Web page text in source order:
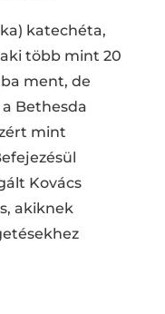
katechéta,
több mint 20
ment, de
Bethesda
mint
Kovács
akiknek